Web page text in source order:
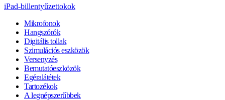
iPad-billentyűzettokok
Mikrofonok
Hangszórók
Digitális tollak
Szimulációs eszközök
Versenyzés
Bemutatóeszközök
Egéralátétek
Tartozékok
A legnépszerűbbek